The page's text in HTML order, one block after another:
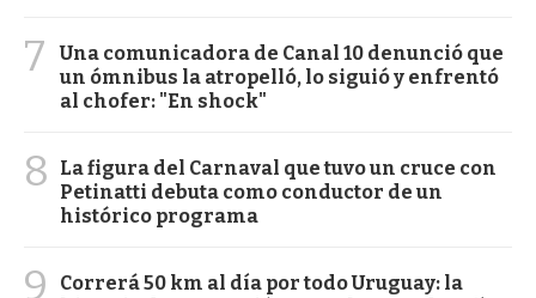
7
Una comunicadora de Canal 10 denunció que
un ómnibus la atropelló, lo siguió y enfrentó
al chofer: "En shock"
8
La figura del Carnaval que tuvo un cruce con
Petinatti debuta como conductor de un
histórico programa
9
Correrá 50 km al día por todo Uruguay: la